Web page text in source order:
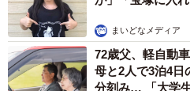
かけられない」「再休職はした
ら、頑張りすぎてしまうこと
したいのが、リワークプログ
です。
まいどなメディア
72歳父、軽自動
母と2人で3泊4
分刻み… 「大学